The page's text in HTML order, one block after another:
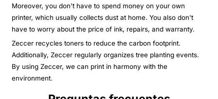
Moreover, you don't have to spend money on your own
printer, which usually collects dust at home. You also don't
have to worry about the price of ink, repairs, and warranty.
Zeccer recycles toners to reduce the carbon footprint.
Additionally, Zeccer regularly organizes tree planting events.
By using Zeccer, we can print in harmony with the
environment.